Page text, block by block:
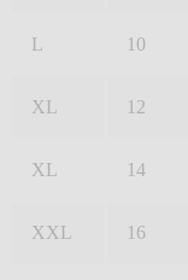
L 10
XL 12
XL 14
XXL 16